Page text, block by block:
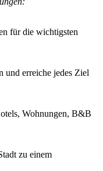
für die wichtigsten
und erreiche jedes Ziel
Wohnungen, B&B
zu einem